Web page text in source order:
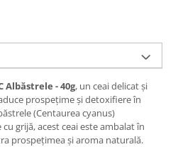
Albăstrele - 40g, un ceai delicat și
prospețime și detoxifiere în
(Centaurea cyanus)
grijă, acest ceai este ambalat în
prospețimea și aroma naturală.